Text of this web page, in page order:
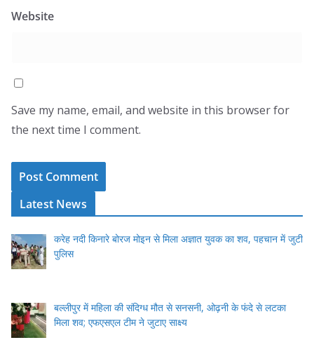
Website
Save my name, email, and website in this browser for
the next time I comment.
Latest News
करेह नदी किनारे बोरज मोइन से मिला अज्ञात युवक का शव, पहचान में जुटी
पुलिस
बल्लीपुर में महिला की संदिग्ध मौत से सनसनी, ओढ़नी के फंदे से लटका
मिला शव; एफएसएल टीम ने जुटाए साक्ष्य